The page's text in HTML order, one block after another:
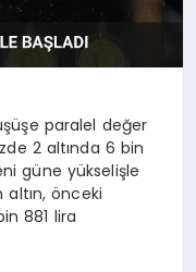
paralel değer
2 altında 6 bin
güne yükselişle
altın, önceki
881 lira